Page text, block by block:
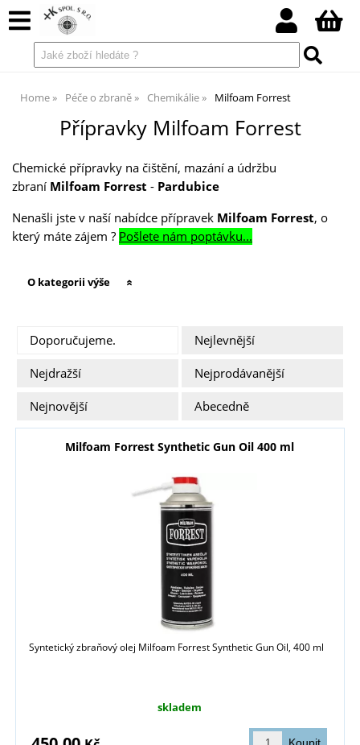
Home Péče o zbraně Chemikálie Milfoam Forrest
Přípravky Milfoam Forrest
Chemické přípravky na čištění, mazání a údržbu
zbraní Milfoam Forrest - Pardubice
Nenašli jste v naší nabídce přípravek Milfoam Forrest, o
který máte zájem ? Pošlete nám poptávku...
O kategorii výše
Doporučujeme.
Nejlevnější
Nejdražší
Nejprodávanější
Nejnovější
Abecedně
Milfoam Forrest Synthetic Gun Oil 400 ml
Syntetický zbraňový olej Milfoam Forrest Synthetic Gun Oil, 400 ml
skladem